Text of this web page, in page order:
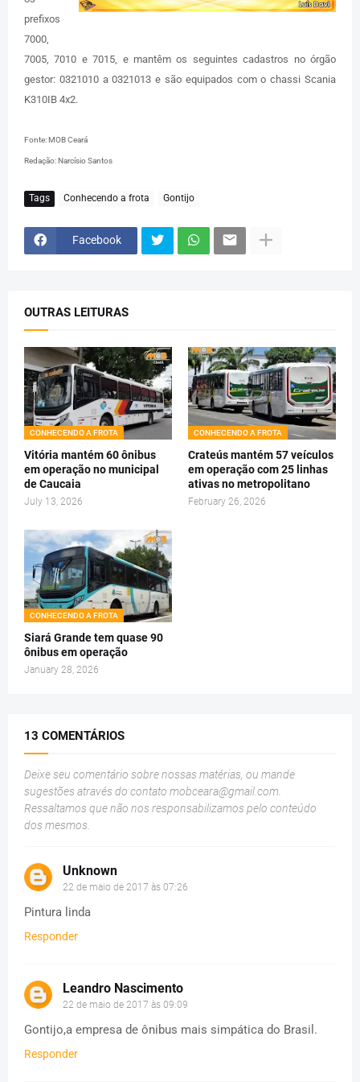
prefixos
7000,
7005, 7010 e 7015, e mantêm os seguintes cadastros no órgão
gestor: 0321010 a 0321013 e são equipados com o chassi Scania
K310IB 4x2.
Fonte: MOB Ceará
Redação: Narcísio Santos
Tags Conhecendo a frota Gontijo
Facebook
OUTRAS LEITURAS
CONHECENDO A FROTA
Vitória mantém 60 ônibus
em operação no municipal
de Caucaia
July 13, 2026
CONHECENDO A FROTA
Crateús mantém 57 veículos
em operação com 25 linhas
ativas no metropolitano
February 26, 2026
CONHECENDO A FROTA
Siará Grande tem quase 90
ônibus em operação
January 28, 2026
13 COMENTÁRIOS
Deixe seu comentário sobre nossas matérias, ou mande
sugestões através do contato mobceara@gmail.com
Ressaltamos que não nos responsabilizamos pelo conteúdo
dos mesmos.
Unknown
22 de maio de 2017 às 07:26
Pintura linda
Responder
Leandro Nascimento
22 de maio de 2017 às 09:09
Gontijo,a empresa de ônibus mais simpática do Brasil.
Responder